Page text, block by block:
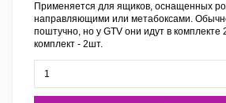
Применяется для ящиков, оснащенных
направляющими или метабоксами.
поштучно, но у GTV они идут в комплекте
комплект - 2шт.